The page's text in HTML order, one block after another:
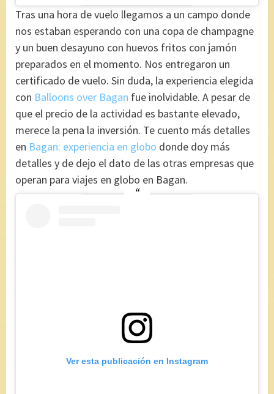
Tras una hora de vuelo llegamos a un campo donde
nos estaban esperando con una copa de champagne
y un buen desayuno con huevos fritos con jamón
preparados en el momento. Nos entregaron un
certificado de vuelo. Sin duda, la experiencia elegida
con Balloons over Bagan fue inolvidable. A pesar de
que el precio de la actividad es bastante elevado,
merece la pena la inversión. Te cuento más detalles
en Bagan: experiencia en globo donde doy más
detalles y de dejo el dato de las otras empresas que
operan para viajes en globo en Bagan.
Ver esta publicación en Instagram